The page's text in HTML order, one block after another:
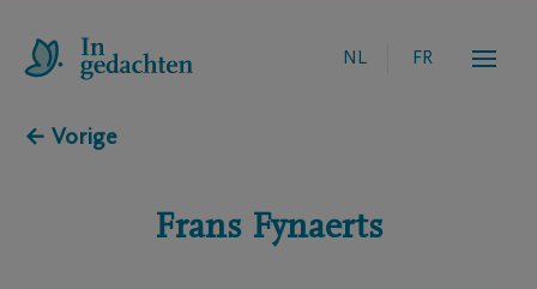
NL FR
← Vorige
Frans Fynaerts